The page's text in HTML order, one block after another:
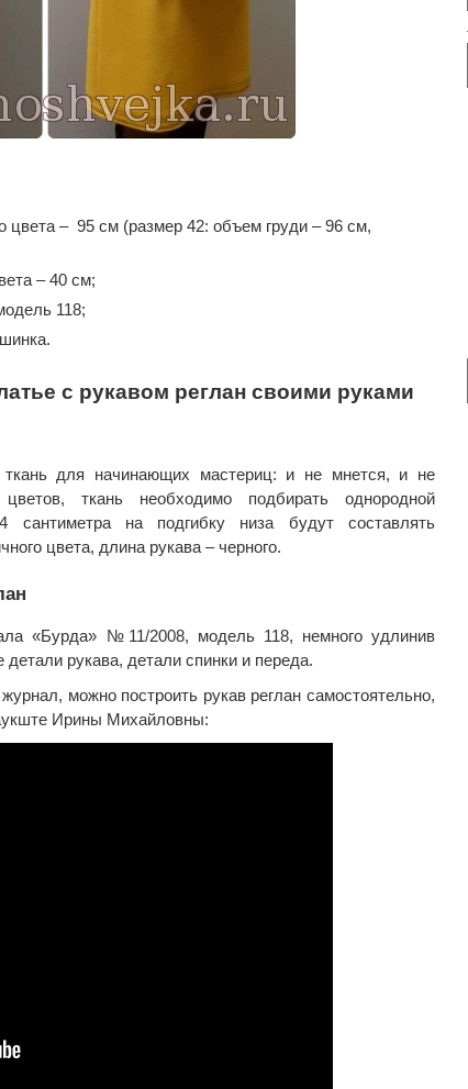
цвета – 95 см (размер 42: объем груди – 96 см,
– 40 см;
118;
с рукавом реглан своими руками
ткань для начинающих мастериц: и не мнется, и не
ткань необходимо подбирать однородной
на подгибку низа будут составлять
цвета, длина рукава – черного.
«Бурда» №11/2008, модель 118, немного удлинив
рукава, детали спинки и переда.
можно построить рукав реглан самостоятельно,
Ирины Михайловны: